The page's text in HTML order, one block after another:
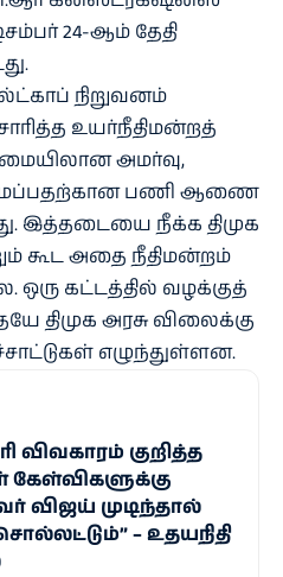
24-ஆம் தேதி
நிறுவனம்
உயர்நீதிமன்றத்
அமர்வு,
பணி ஆணை
இத்தடையை நீக்க திமுக
கூட அதை நீதிமன்றம்
கட்டத்தில் வழக்குத்
திமுக அரசு விலைக்கு
எழுந்துள்ளன.
விவகாரம் குறித்த
விஜய் முடிந்தால்
– உதயநிதி